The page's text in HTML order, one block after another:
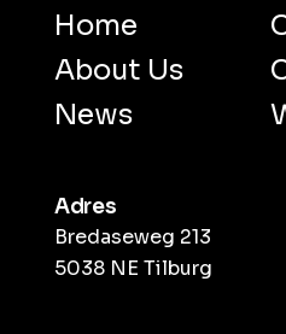
Home
About Us
News
Adres
Bredaseweg 213
5038 NE Tilburg